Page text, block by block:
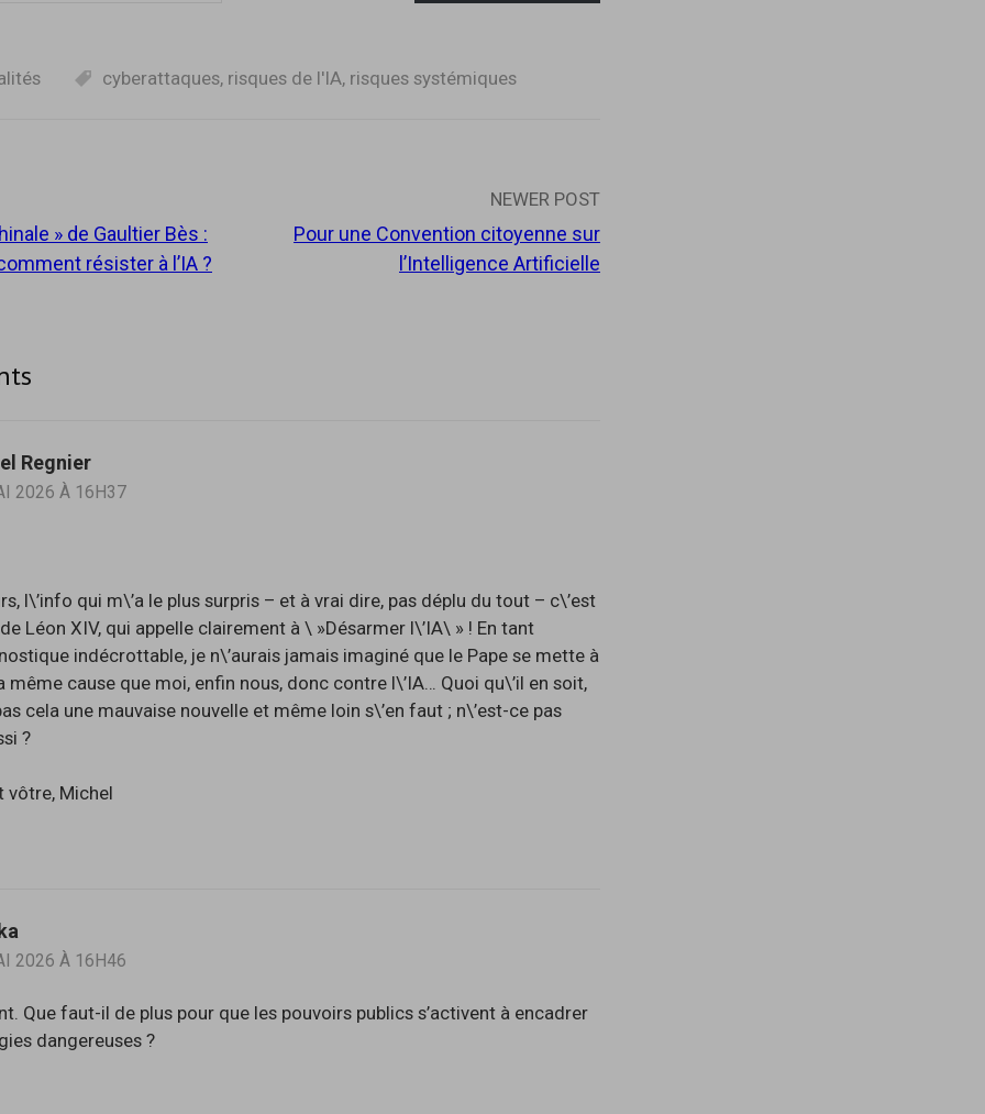
cyberattaques, risques de l'IA, risques systémiques
» de Gaultier Bès :
résister à l’IA ?
NEWER POST
Pour une Convention citoyenne sur
l’Intelligence Artificielle
Regnier
2026 À 16H37
l\’info qui m\’a le plus surpris – et à vrai dire, pas déplu du tout – c\’est
Léon XIV, qui appelle clairement à \ »Désarmer l\’IA\ » ! En tant
indécrottable, je n\’aurais jamais imaginé que le Pape se mette à
même cause que moi, enfin nous, donc contre l\’IA… Quoi qu\’il en soit,
cela une mauvaise nouvelle et même loin s\’en faut ; n\’est-ce pas
?
vôtre, Michel
2026 À 16H46
Que faut-il de plus pour que les pouvoirs publics s’activent à encadrer
dangereuses ?